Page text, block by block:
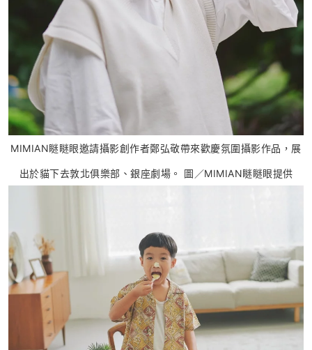
MIMIAN瞇瞇眼邀請攝影創作者鄭弘敬帶來歡慶氛圍攝影作品，展
出於貓下去敦北俱樂部、銀座劇場。 圖／MIMIAN瞇瞇眼提供